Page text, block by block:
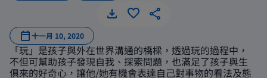
十一月 10, 2020
「玩」是孩子與外在世界溝通的橋樑，透過玩的過程中，
不但可幫助孩子發現自我、探索問題，也滿足了孩子與生
俱來的好奇心，讓他/她有機會表達自己對事物的看法及態